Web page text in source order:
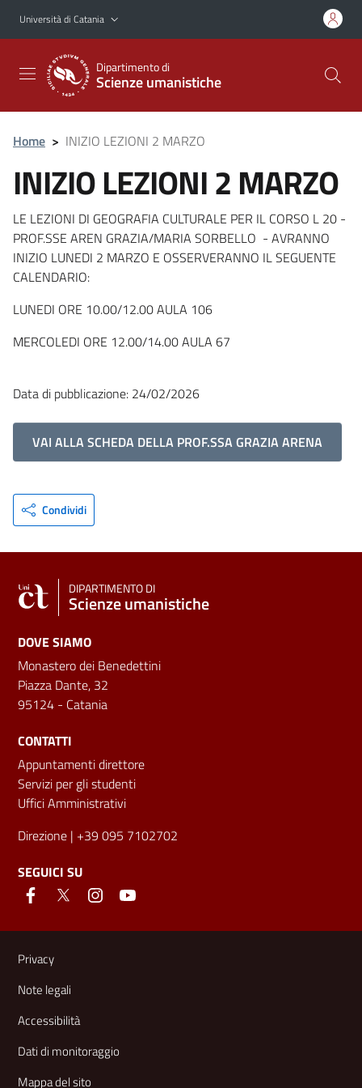
Vai al contenuto principale
Vai al menu di navigazione
Università di Catania
Dipartimento di
Scienze umanistiche
Home > INIZIO LEZIONI 2 MARZO
INIZIO LEZIONI 2 MARZO
LE LEZIONI DI GEOGRAFIA CULTURALE PER IL CORSO L 20 -
PROF.SSE AREN GRAZIA/MARIA SORBELLO - AVRANNO
INIZIO LUNEDI 2 MARZO E OSSERVERANNO IL SEGUENTE
CALENDARIO:
LUNEDI ORE 10.00/12.00 AULA 106
MERCOLEDI ORE 12.00/14.00 AULA 67
Data di pubblicazione: 24/02/2026
VAI ALLA SCHEDA DELLA PROF.SSA GRAZIA ARENA
Condividi
DIPARTIMENTO DI
Scienze umanistiche
DOVE SIAMO
Monastero dei Benedettini
Piazza Dante, 32
95124 - Catania
CONTATTI
Appuntamenti direttore
Servizi per gli studenti
Uffici Amministrativi
Direzione | +39 095 7102702
SEGUICI SU
Link e informazioni utili
Privacy
Note legali
Accessibilità
Dati di monitoraggio
Mappa del sito